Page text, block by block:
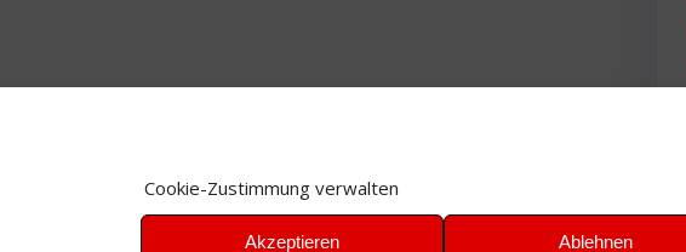
Cookie-Zustimmung verwalten
Akzeptieren Ablehnen